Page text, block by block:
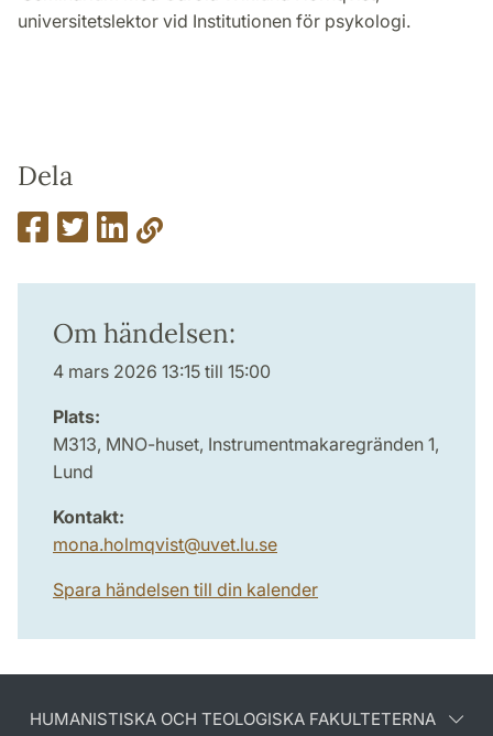
universitetslektor vid Institutionen för psykologi.
Dela
Om händelsen:
4 mars 2026 13:15 till 15:00
Plats:
M313, MNO-huset, Instrumentmakaregränden 1,
Lund
Kontakt:
mona.holmqvist@uvet.lu.se
Spara händelsen till din kalender
HUMANISTISKA OCH TEOLOGISKA FAKULTETERNA